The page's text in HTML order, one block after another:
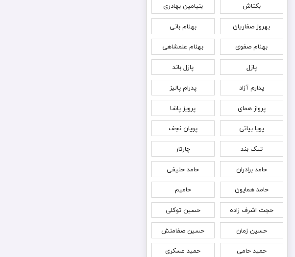
بکتاش
بنیامین بهادری
بهروز صفاریان
بهنام بانی
بهنام صفوی
بهنام علمشاهی
پازل
پازل باند
پدارم آزاد
پدرام پالیز
پرواز همای
پرویز پاشا
پویا بیاتی
پویان نجف
تیک بند
چارتار
حامد برادران
حامد حنیفی
حامد همایون
حامیم
حجت اشرف زاده
حسین توکلی
حسین زمان
حسین صفامنش
حمید حامی
حمید عسکری